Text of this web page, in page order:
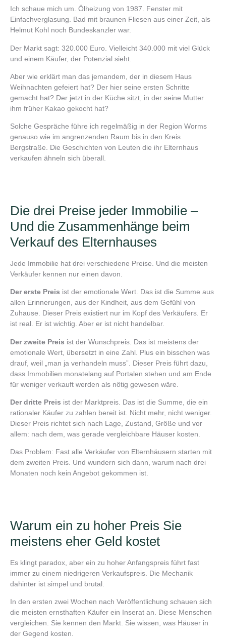
Ich schaue mich um. Ölheizung von 1987. Fenster mit
Einfachverglasung. Bad mit braunen Fliesen aus einer Zeit, als
Helmut Kohl noch Bundeskanzler war.
Der Markt sagt: 320.000 Euro. Vielleicht 340.000 mit viel Glück
und einem Käufer, der Potenzial sieht.
Aber wie erklärt man das jemandem, der in diesem Haus
Weihnachten gefeiert hat? Der hier seine ersten Schritte
gemacht hat? Der jetzt in der Küche sitzt, in der seine Mutter
ihm früher Kakao gekocht hat?
Solche Gespräche führe ich regelmäßig in der Region Worms
genauso wie im angrenzenden Raum bis in den Kreis
Bergstraße. Die Geschichten von Leuten die ihr Elternhaus
verkaufen ähneln sich überall.
Die drei Preise jeder Immobilie –
Und die Zusammenhänge beim
Verkauf des Elternhauses
Jede Immobilie hat drei verschiedene Preise. Und die meisten
Verkäufer kennen nur einen davon.
Der erste Preis ist der emotionale Wert. Das ist die Summe aus
allen Erinnerungen, aus der Kindheit, aus dem Gefühl von
Zuhause. Dieser Preis existiert nur im Kopf des Verkäufers. Er
ist real. Er ist wichtig. Aber er ist nicht handelbar.
Der zweite Preis ist der Wunschpreis. Das ist meistens der
emotionale Wert, übersetzt in eine Zahl. Plus ein bisschen was
drauf, weil „man ja verhandeln muss”. Dieser Preis führt dazu,
dass Immobilien monatelang auf Portalen stehen und am Ende
für weniger verkauft werden als nötig gewesen wäre.
Der dritte Preis ist der Marktpreis. Das ist die Summe, die ein
rationaler Käufer zu zahlen bereit ist. Nicht mehr, nicht weniger.
Dieser Preis richtet sich nach Lage, Zustand, Größe und vor
allem: nach dem, was gerade vergleichbare Häuser kosten.
Das Problem: Fast alle Verkäufer von Elternhäusern starten mit
dem zweiten Preis. Und wundern sich dann, warum nach drei
Monaten noch kein Angebot gekommen ist.
Warum ein zu hoher Preis Sie
meistens eher Geld kostet
Es klingt paradox, aber ein zu hoher Anfangspreis führt fast
immer zu einem niedrigeren Verkaufspreis. Die Mechanik
dahinter ist simpel und brutal.
In den ersten zwei Wochen nach Veröffentlichung schauen sich
die meisten ernsthaften Käufer ein Inserat an. Diese Menschen
vergleichen. Sie kennen den Markt. Sie wissen, was Häuser in
der Gegend kosten.